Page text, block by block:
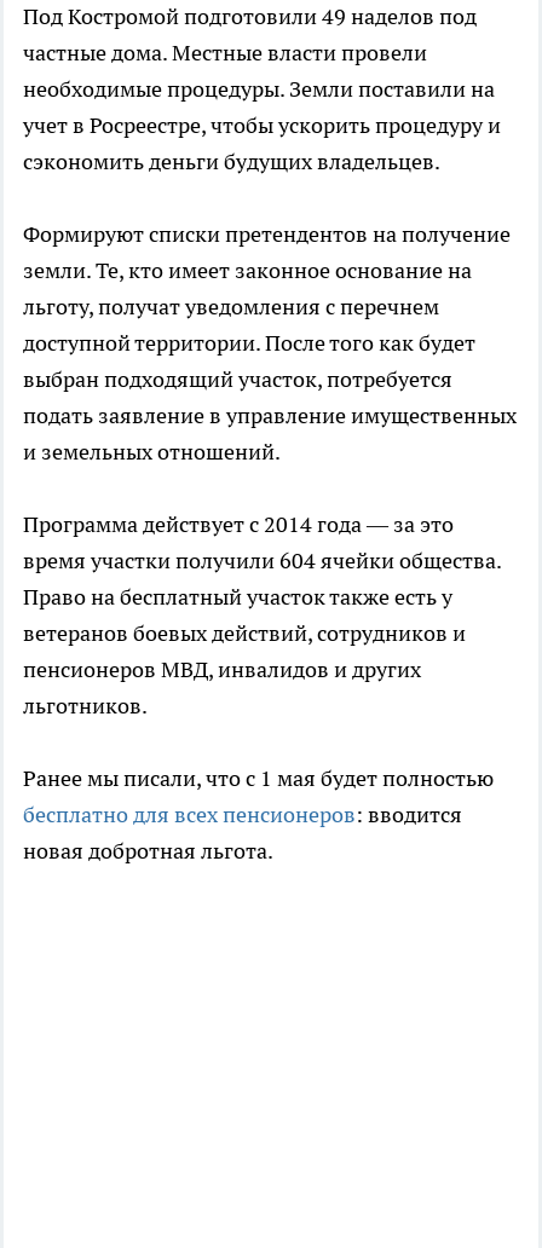
Под Костромой подготовили 49 наделов под
частные дома. Местные власти провели
необходимые процедуры. Земли поставили на
учет в Росреестре, чтобы ускорить процедуру и
сэкономить деньги будущих владельцев.
Формируют списки претендентов на получение
земли. Те, кто имеет законное основание на
льготу, получат уведомления с перечнем
доступной территории. После того как будет
выбран подходящий участок, потребуется
подать заявление в управление имущественных
и земельных отношений.
Программа действует с 2014 года — за это
время участки получили 604 ячейки общества.
Право на бесплатный участок также есть у
ветеранов боевых действий, сотрудников и
пенсионеров МВД, инвалидов и других
льготников.
Ранее мы писали, что с 1 мая будет полностью
бесплатно для всех пенсионеров: вводится
новая добротная льгота.